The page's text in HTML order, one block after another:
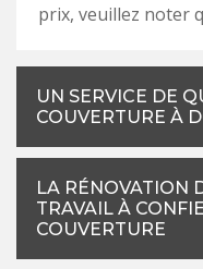
prix, veuillez noter
UN SERVICE DE
COUVERTURE À
LA RÉNOVATION
TRAVAIL À
COUVERTURE